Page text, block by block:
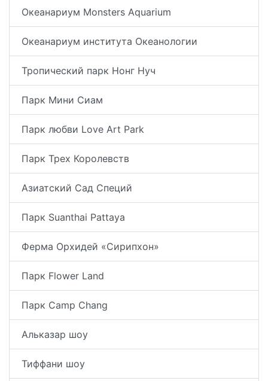
Океанариум Monsters Aquarium
Океанариум института Океанологии
Тропический парк Нонг Нуч
Парк Мини Сиам
Парк любви Love Art Park
Парк Трех Королевств
Азиатский Сад Специй
Парк Suanthai Pattaya
Ферма Орхидей «Сирипхон»
Парк Flower Land
Парк Camp Chang
Альказар шоу
Тиффани шоу